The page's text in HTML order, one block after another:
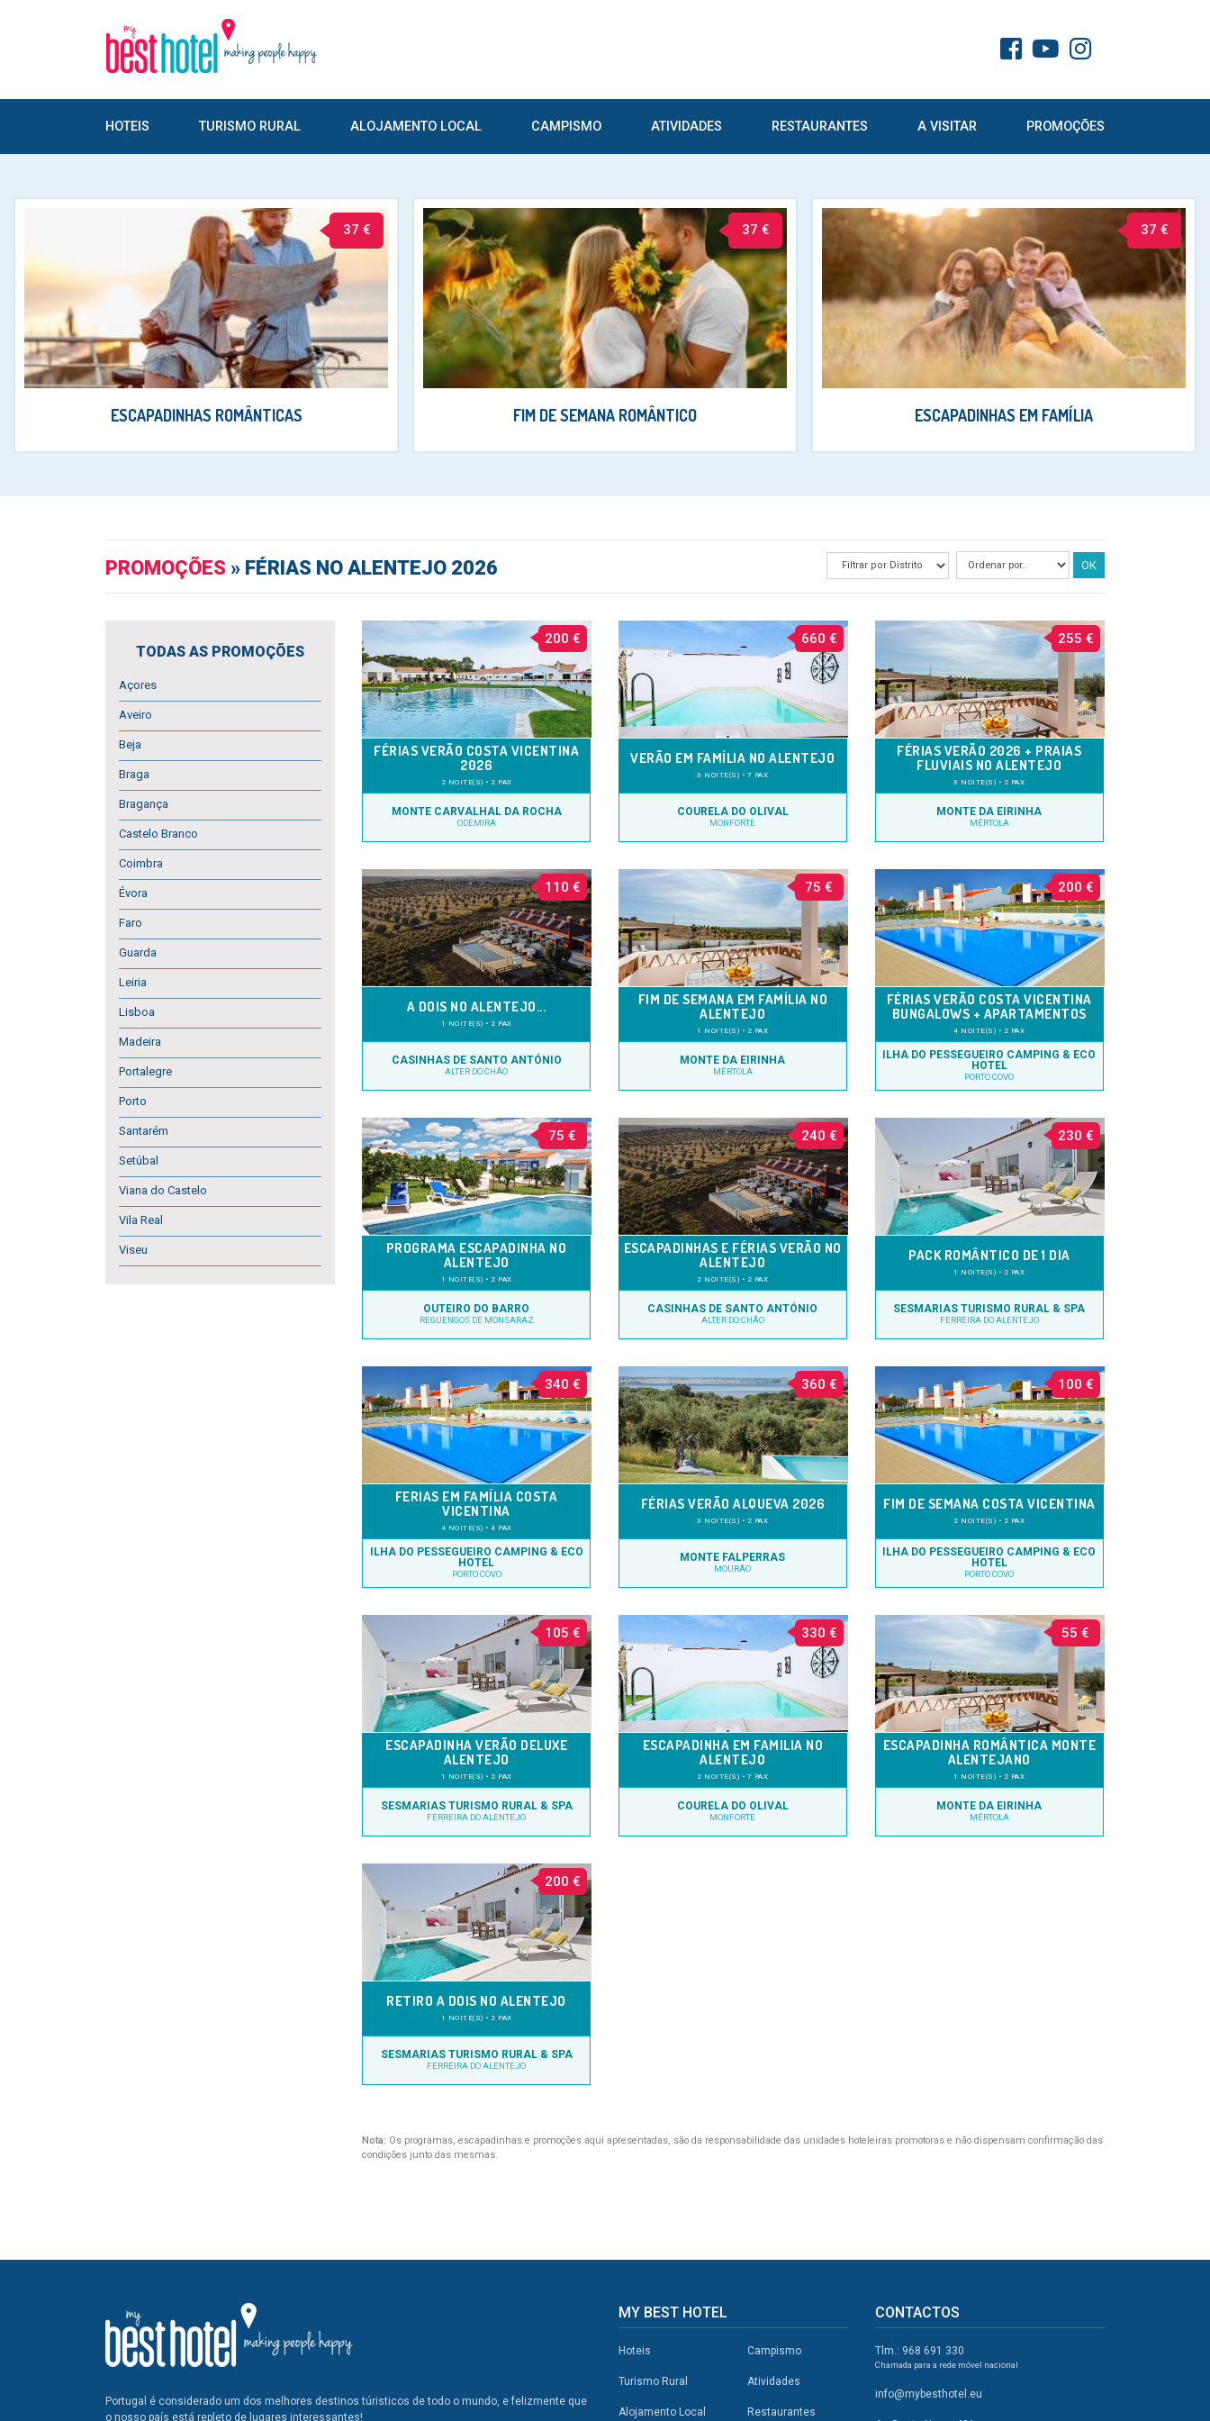
HOTEIS TURISMO RURAL ALOJAMENTO LOCAL CAMPISMO ATIVIDADES RESTAURANTES A VISITAR PROMOÇÕES
37 €
ESCAPADINHAS ROMÂNTICAS
37 €
FIM DE SEMANA ROMÂNTICO
37 €
ESCAPADINHAS EM FAMÍLIA
PROMOÇÕES » FÉRIAS NO ALENTEJO 2026 OK
TODAS AS PROMOÇÕES
Açores
Aveiro
Beja
Braga
Bragança
Castelo Branco
Coimbra
Évora
Faro
Guarda
Leiria
Lisboa
Madeira
Portalegre
Porto
Santarém
Setúbal
Viana do Castelo
Vila Real
Viseu
200 €
FÉRIAS VERÃO COSTA VICENTINA
2026
2 NOITE(S) • 2 PAX
MONTE CARVALHAL DA ROCHA
ODEMIRA
660 €
VERÃO EM FAMÍLIA NO ALENTEJO
3 NOITE(S) • 7 PAX
COURELA DO OLIVAL
MONFORTE
255 €
FÉRIAS VERÃO 2026 + PRAIAS
FLUVIAIS NO ALENTEJO
3 NOITE(S) • 2 PAX
MONTE DA EIRINHA
MÉRTOLA
110 €
A DOIS NO ALENTEJO...
1 NOITE(S) • 2 PAX
CASINHAS DE SANTO ANTÓNIO
ALTER DO CHÃO
75 €
FIM DE SEMANA EM FAMÍLIA NO
ALENTEJO
1 NOITE(S) • 2 PAX
MONTE DA EIRINHA
MÉRTOLA
200 €
FÉRIAS VERÃO COSTA VICENTINA
BUNGALOWS + APARTAMENTOS
4 NOITE(S) • 2 PAX
ILHA DO PESSEGUEIRO CAMPING & ECO
HOTEL
PORTO COVO
75 €
PROGRAMA ESCAPADINHA NO
ALENTEJO
1 NOITE(S) • 2 PAX
OUTEIRO DO BARRO
REGUENGOS DE MONSARAZ
240 €
ESCAPADINHAS E FÉRIAS VERÃO NO
ALENTEJO
2 NOITE(S) • 2 PAX
CASINHAS DE SANTO ANTÓNIO
ALTER DO CHÃO
230 €
PACK ROMÂNTICO DE 1 DIA
1 NOITE(S) • 2 PAX
SESMARIAS TURISMO RURAL & SPA
FERREIRA DO ALENTEJO
340 €
FERIAS EM FAMÍLIA COSTA
VICENTINA
4 NOITE(S) • 4 PAX
ILHA DO PESSEGUEIRO CAMPING & ECO
HOTEL
PORTO COVO
360 €
FÉRIAS VERÃO ALQUEVA 2026
3 NOITE(S) • 2 PAX
MONTE FALPERRAS
MOURÃO
100 €
FIM DE SEMANA COSTA VICENTINA
2 NOITE(S) • 2 PAX
ILHA DO PESSEGUEIRO CAMPING & ECO
HOTEL
PORTO COVO
105 €
ESCAPADINHA VERÃO DELUXE
ALENTEJO
1 NOITE(S) • 2 PAX
SESMARIAS TURISMO RURAL & SPA
FERREIRA DO ALENTEJO
330 €
ESCAPADINHA EM FAMILIA NO
ALENTEJO
2 NOITE(S) • 7 PAX
COURELA DO OLIVAL
MONFORTE
55 €
ESCAPADINHA ROMÂNTICA MONTE
ALENTEJANO
1 NOITE(S) • 2 PAX
MONTE DA EIRINHA
MÉRTOLA
200 €
RETIRO A DOIS NO ALENTEJO
1 NOITE(S) • 2 PAX
SESMARIAS TURISMO RURAL & SPA
FERREIRA DO ALENTEJO
Nota: Os programas, escapadinhas e promoções aqui apresentadas, são da responsabilidade das unidades hoteleiras promotoras e não dispensam confirmação das
condições junto das mesmas.
Portugal é considerado um dos melhores destinos túristicos de todo o mundo, e felizmente que
o nosso país está repleto de lugares interessantes!
MY BEST HOTEL
Hoteis
Turismo Rural
Alojamento Local
Campismo
Atividades
Restaurantes
CONTACTOS
Tlm.: 968 691 330
Chamada para a rede móvel nacional
info@mybesthotel.eu